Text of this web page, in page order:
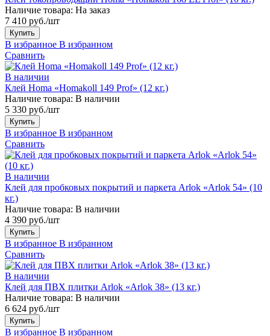
Наличие товара: На заказ
7 410 руб./шт
Купить
В избранное В избранном
Сравнить
В наличии
Клей Homa «Homakoll 149 Prof» (12 кг.)
Наличие товара: В наличии
5 330 руб./шт
Купить
В избранное В избранном
Сравнить
В наличии
Клей для пробковых покрытий и паркета Arlok «Arlok 54» (10
кг.)
Наличие товара: В наличии
4 390 руб./шт
Купить
В избранное В избранном
Сравнить
В наличии
Клей для ПВХ плитки Arlok «Arlok 38» (13 кг.)
Наличие товара: В наличии
6 624 руб./шт
Купить
В избранное В избранном